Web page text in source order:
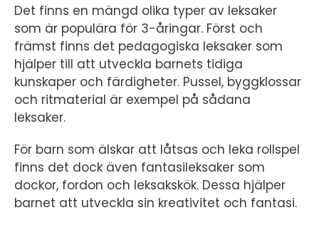
Det finns en mängd olika typer av leksaker
som är populära för 3-åringar. Först och
främst finns det pedagogiska leksaker som
hjälper till att utveckla barnets tidiga
kunskaper och färdigheter. Pussel, byggklossar
och ritmaterial är exempel på sådana
leksaker.
För barn som älskar att låtsas och leka rollspel
finns det dock även fantasileksaker som
dockor, fordon och leksakskök. Dessa hjälper
barnet att utveckla sin kreativitet och fantasi.